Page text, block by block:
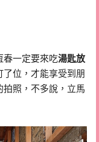
春一定要來吃湯匙放
了位，才能享受到朋
拍照，不多說，立馬